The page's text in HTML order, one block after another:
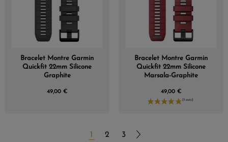
Bracelet Montre Garmin
Quickfit 22mm Silicone
Graphite
49,00 €
Bracelet Montre Garmin
Quickfit 22mm Silicone
Marsala-Graphite
49,00 €
1 2 3